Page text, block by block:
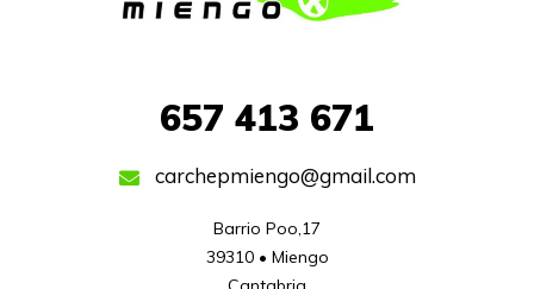
657 413 671
carchepmiengo@gmail.com
Barrio Poo,17
39310 • Miengo